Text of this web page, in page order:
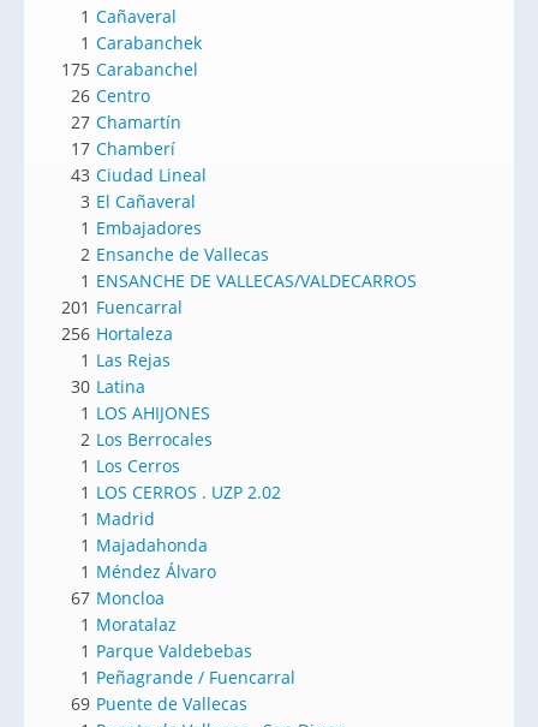
1 Cañaveral
1 Carabanchek
175 Carabanchel
26 Centro
27 Chamartín
17 Chamberí
43 Ciudad Lineal
3 El Cañaveral
1 Embajadores
2 Ensanche de Vallecas
1 ENSANCHE DE VALLECAS/VALDECARROS
201 Fuencarral
256 Hortaleza
1 Las Rejas
30 Latina
1 LOS AHIJONES
2 Los Berrocales
1 Los Cerros
1 LOS CERROS . UZP 2.02
1 Madrid
1 Majadahonda
1 Méndez Álvaro
67 Moncloa
1 Moratalaz
1 Parque Valdebebas
1 Peñagrande / Fuencarral
69 Puente de Vallecas